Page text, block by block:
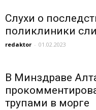
Слухи о
поликлиники
redaktor - 01.02.2023
В Минздраве
трупами в морге